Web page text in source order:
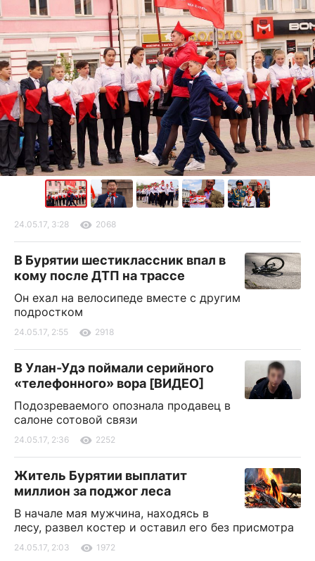
24.05.17, 3:28 2068
В Бурятии шестиклассник впал в
кому после ДТП на трассе
Он ехал на велосипеде вместе с другим
подростком
24.05.17, 2:55 2918
В Улан-Удэ поймали серийного
«телефонного» вора [ВИДЕО]
Подозреваемого опознала продавец в
салоне сотовой связи
24.05.17, 2:36 2252
Житель Бурятии выплатит
миллион за поджог леса
В начале мая мужчина, находясь в
лесу, развел костер и оставил его без присмотра
24.05.17, 2:03 1972